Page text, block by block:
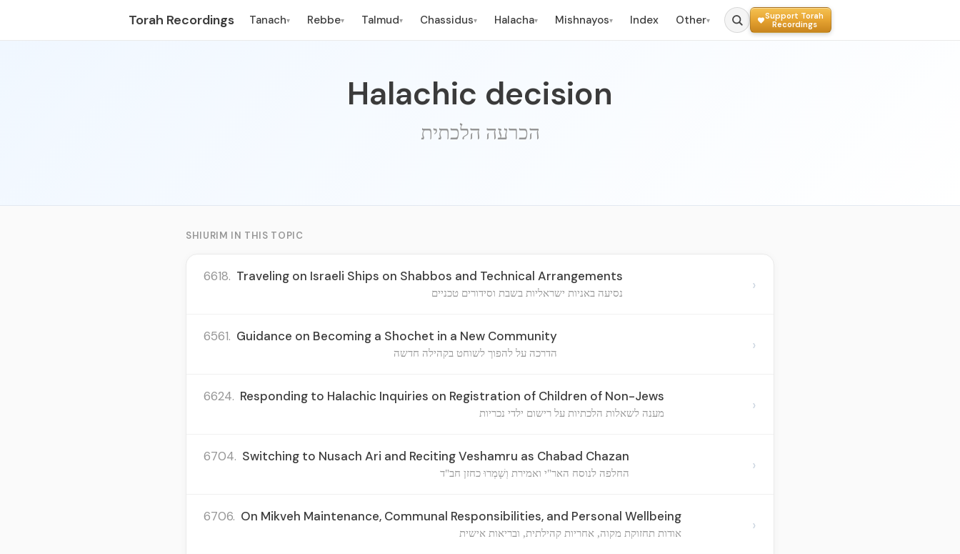
Torah Recordings Tanach▾ Rebbe▾ Talmud▾ Chassidus▾ Halacha▾ Mishnayos▾ Index Other▾
Support Torah
Recordings
Halachic decision
הכרעה הלכתית
SHIURIM IN THIS TOPIC
6618. Traveling on Israeli Ships on Shabbos and Technical Arrangements
נסיעה באניות ישראליות בשבת וסידורים טכניים ›
6561. Guidance on Becoming a Shochet in a New Community
הדרכה על להפוך לשוחט בקהילה חדשה ›
6624. Responding to Halachic Inquiries on Registration of Children of Non-Jews
מענה לשאלות הלכתיות על רישום ילדי נכריות ›
6704. Switching to Nusach Ari and Reciting Veshamru as Chabad Chazan
החלפה לנוסח האר"י ואמירת וְשָׁמְרוּ כחזן חב"ד ›
6706. On Mikveh Maintenance, Communal Responsibilities, and Personal Wellbeing
אודות תחזוקת מקוה, אחריות קהילתית, ובריאות אישית ›